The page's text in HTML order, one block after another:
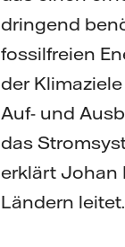
dringend
fossilfreien
der
Auf- und
das
erklärt Johan
Ländern leitet.